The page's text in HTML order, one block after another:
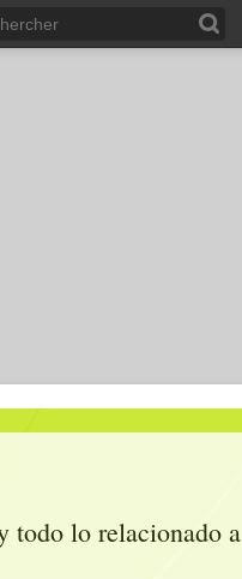
todo lo relacionado a